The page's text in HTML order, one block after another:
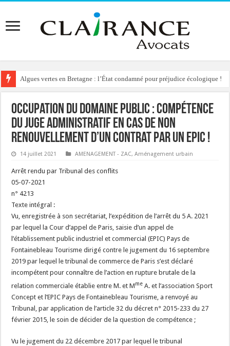
Algues vertes en Bretagne : l’État condamné pour préjudice écologique !
Occupation du domaine public : compétence
du juge administratif en cas de non
renouvellement d’un contrat par un EPIC !
14 juillet 2021 AMENAGEMENT - ZAC,Aménagement urbain
Arrêt rendu par Tribunal des conflits
05-07-2021
n° 4213
Texte intégral :
Vu, enregistrée à son secrétariat, l’expédition de l’arrêt du 5 A. 2021
par lequel la Cour d’appel de Paris, saisie d’un appel de
l’établissement public industriel et commercial (EPIC) Pays de
Fontainebleau Tourisme dirigé contre le jugement du 16 septembre
2019 par lequel le tribunal de commerce de Paris s’est déclaré
incompétent pour connaître de l’action en rupture brutale de la
relation commerciale établie entre M. et Mme A. et l’association Sport
Concept et l’EPIC Pays de Fontainebleau Tourisme, a renvoyé au
Tribunal, par application de l’article 32 du décret n° 2015-233 du 27
février 2015, le soin de décider de la question de compétence ;
Vu le jugement du 22 décembre 2017 par lequel le tribunal